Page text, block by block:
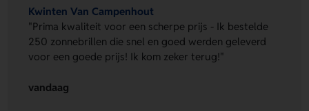
Kwinten Van Campenhout
"Prima kwaliteit voor een scherpe prijs - Ik bestelde
250 zonnebrillen die snel en goed werden geleverd
voor een goede prijs! Ik kom zeker terug!"
vandaag